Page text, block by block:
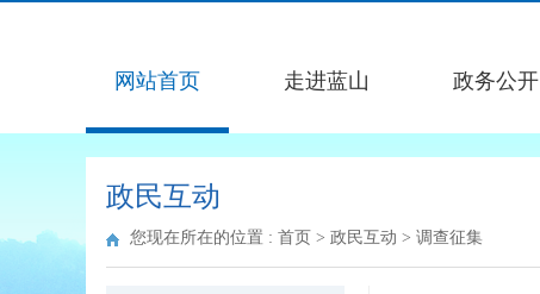
网站首页 走进蓝山 政务公开
政民互动
您现在所在的位置 : 首页 > 政民互动 > 调查征集